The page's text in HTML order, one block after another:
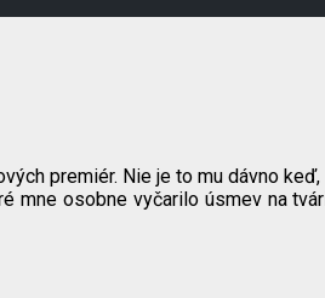
premiér. Nie je to mu dávno
mne osobne vyčarilo úsmev na